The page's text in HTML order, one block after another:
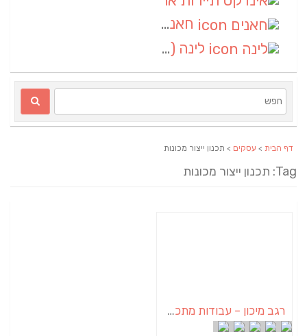
חאנים
לינה (1)
דף הבית > עסקים > תכנון ייצור מכונות
Tag: תכנון ייצור מכונות
רגב מיכון – עבודות מתכת על גלגלים